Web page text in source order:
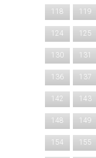
118 119
124 125
130 131
136 137
142 143
148 149
154 155